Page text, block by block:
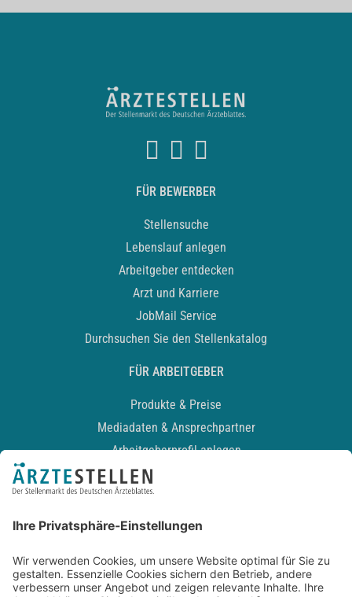
FÜR BEWERBER
Stellensuche
Lebenslauf anlegen
Arbeitgeber entdecken
Arzt und Karriere
JobMail Service
Durchsuchen Sie den Stellenkatalog
FÜR ARBEITGEBER
Produkte & Preise
Mediadaten & Ansprechpartner
Arbeitgeberprofil anlegen
Recruiting-Podcast
Kontakt
Datenschutz